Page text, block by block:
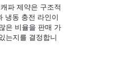
파 제약은 구조적
냉동 충전 라인이
은 비율을 판매 가
는지를 결정합니